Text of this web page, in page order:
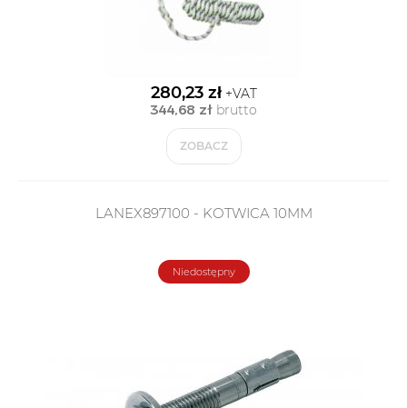
280,23 zł+VAT
344,68 zł brutto
ZOBACZ
LANEX897100 - KOTWICA 10MM
Niedostępny